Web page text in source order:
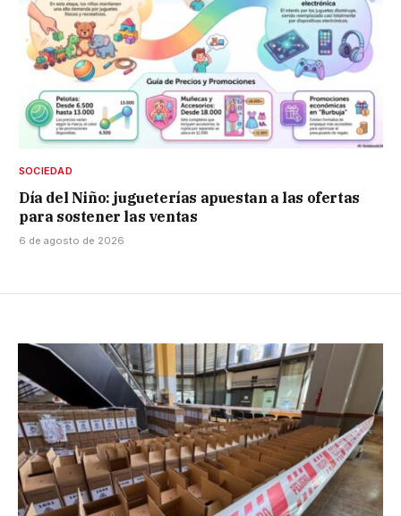
SOCIEDAD
Día del Niño: jugueterías apuestan a las ofertas
para sostener las ventas
6 de agosto de 2026